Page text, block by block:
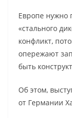
Европе нужно
«стального
конфликт,
опережают
быть
Об этом,
от Германии